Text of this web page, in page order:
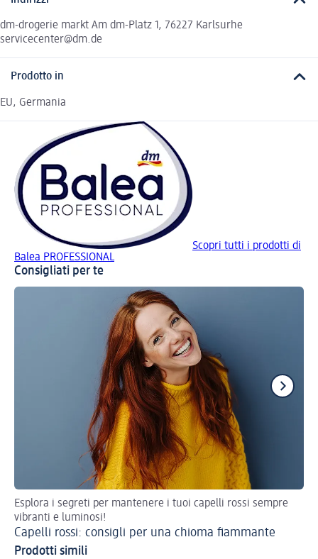
dm-drogerie markt Am dm-Platz 1, 76227 Karlsurhe
servicecenter@dm.de
Prodotto in
EU, Germania
Scopri tutti i prodotti di
Balea PROFESSIONAL
Consigliati per te
Esplora i segreti per mantenere i tuoi capelli rossi sempre
vibranti e luminosi!
Capelli rossi: consigli per una chioma fiammante
Prodotti simili